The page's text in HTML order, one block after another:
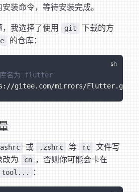
装命令，等待安装完成。
我选择了使用 git
下载的方
的仓库：
名为 flutter
gitee.com/mirrors/
或 .zshrc 等 rc
文件写
改为
cn ，否则你可能会卡在
tool... ：